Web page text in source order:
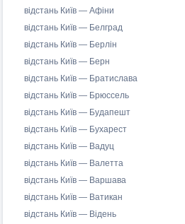
відстань Київ — Афіни
відстань Київ — Белград
відстань Київ — Берлін
відстань Київ — Берн
відстань Київ — Братислава
відстань Київ — Брюссель
відстань Київ — Будапешт
відстань Київ — Бухарест
відстань Київ — Вадуц
відстань Київ — Валетта
відстань Київ — Варшава
відстань Київ — Ватикан
відстань Київ — Відень